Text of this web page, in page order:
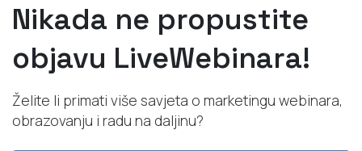
Nikada ne propustite
objavu LiveWebinara!
Želite li primati više savjeta o marketingu webinara,
obrazovanju i radu na daljinu?